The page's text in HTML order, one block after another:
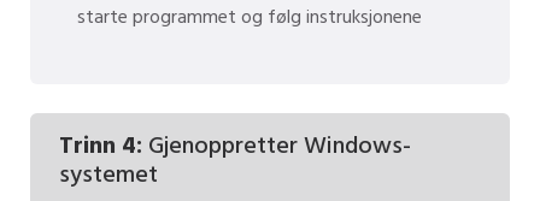
starte programmet og følg instruksjonene
Trinn 4: Gjenoppretter Windows-
systemet